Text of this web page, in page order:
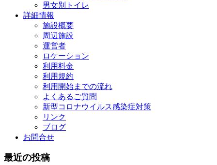
男女別トイレ
詳細情報
施設概要
周辺施設
運営者
ロケーション
利用料金
利用規約
利用開始までの流れ
よくあるご質問
新型コロナウイルス感染症対策
リンク
ブログ
お問合せ
最近の投稿